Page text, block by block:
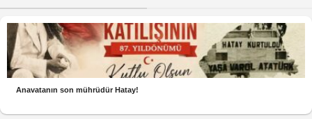
Anavatanın son mührüdür Hatay!